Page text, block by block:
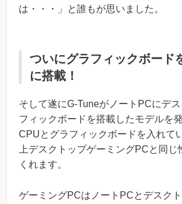
は・・・」と誰もが思いました。
ついにグラフィックボード
に搭載！
そして遂にG-TuneがノートPCにデ
フィックボードを搭載したモデルを
CPUとグラフィックボードを入れて
上デスクトップゲーミングPCと同じ
くれます。
ゲーミングPCはノートPCとデスク